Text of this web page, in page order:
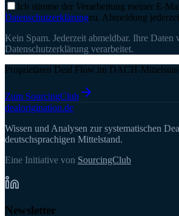
Ich stimme der Verarbeitung meiner E-
Datenschutzerklärungzu. Abmeldung
Kein Spam. Jederzeit abmeldbar. Ihre Daten
Datenschutzerklärung verarbeitet.
Proprietären Deal Flow im DACH-
Zum SourcingClub
dealorigination.de
Wissen und Analysen zur systematischen
deutschsprachigen Mittelstand.
Eine Initiative von SourcingClub
Newsletter